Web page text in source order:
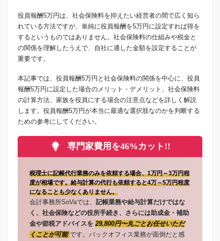
役員報酬5万円は、社会保険料を抑えたい経営者の間で広く知ら
れている方法ですが、単純に役員報酬を5万円に設定すれば得を
するというものではありません。社会保険料の仕組みや税金と
の関係を理解したうえで、自社に適した金額を設定することが
重要です。
本記事では、役員報酬5万円と社会保険料の関係を中心に、役員
報酬5万円に設定した場合のメリット・デメリット、社会保険料
の計算方法、家族を役員にする場合の注意点などを詳しく解説
します。役員報酬5万円が本当に最適な選択肢なのかを判断する
ための参考にしてください。
専門家費用を46%カット!!
税理士に記帳代行業務のみを依頼する場合、1万円～3万円程
度が相場です。給与計算の代行も依頼すると4万～5万円程度
になることも少なくありません。
会計事務所SoVaでは、 記帳業務や給与計算だけではな
く、社会保険などの役所手続き、さらには助成金・補助
金や節税アドバイスを29,800円〜丸ごとお任せいただ
くことが可能です。バックオフィス業務が面倒だと感